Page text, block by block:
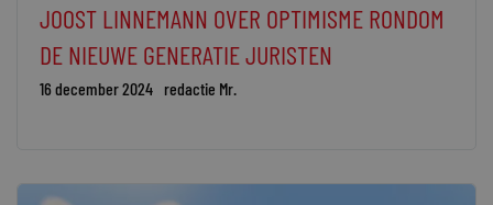
JOOST LINNEMANN OVER OPTIMISME RONDOM
DE NIEUWE GENERATIE JURISTEN
16 december 2024 redactie Mr.